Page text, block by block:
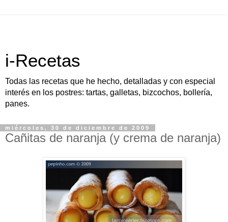
i-Recetas
Todas las recetas que he hecho, detalladas y con especial
interés en los postres: tartas, galletas, bizcochos, bollería,
panes.
miércoles, 30 de diciembre de 2009
Cañitas de naranja (y crema de naranja)